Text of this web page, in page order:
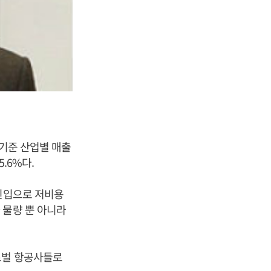
준 산업별 매출
다.
으로 저비용
량 뿐 아니라
항공사들로